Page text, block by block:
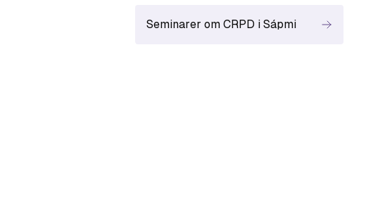
Seminarer om CRPD i Sápmi